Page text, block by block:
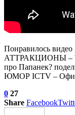
Понравилось
АТТРАКЦИОНЫ –
про Папанек?
ЮМОР ICTV –
0 27
Share Facebook